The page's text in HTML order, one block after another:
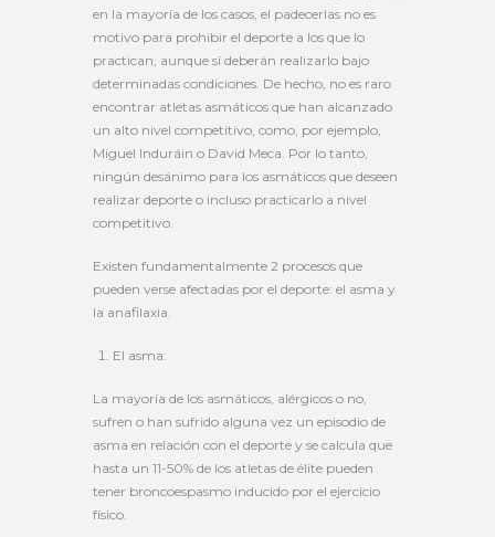
en la mayoría de los casos, el padecerlas no es
motivo para prohibir el deporte a los que lo
practican, aunque sí deberán realizarlo bajo
determinadas condiciones. De hecho, no es raro
encontrar atletas asmáticos que han alcanzado
un alto nivel competitivo, como, por ejemplo,
Miguel Induráin o David Meca. Por lo tanto,
ningún desánimo para los asmáticos que deseen
realizar deporte o incluso practicarlo a nivel
competitivo.
Existen fundamentalmente 2 procesos que
pueden verse afectadas por el deporte: el asma y
la anafilaxia.
El asma:
La mayoría de los asmáticos, alérgicos o no,
sufren o han sufrido alguna vez un episodio de
asma en relación con el deporte y se calcula que
hasta un 11-50% de los atletas de élite pueden
tener broncoespasmo inducido por el ejercicio
físico.